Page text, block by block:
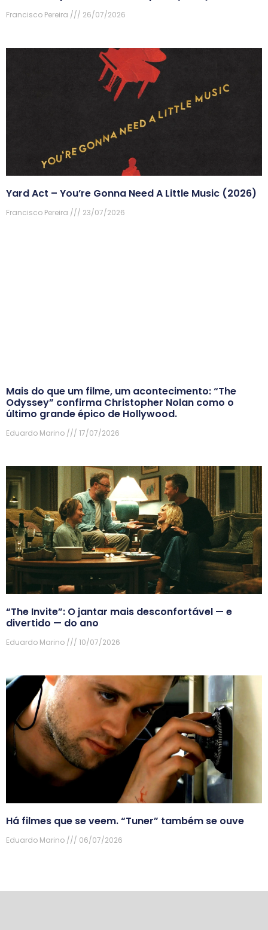
Francisco Pereira 26/07/2026
Yard Act – You’re Gonna Need A Little Music (2026)
Francisco Pereira 23/07/2026
Mais do que um filme, um acontecimento: “The
Odyssey” confirma Christopher Nolan como o
último grande épico de Hollywood.
Eduardo Marino 17/07/2026
“The Invite”: O jantar mais desconfortável — e
divertido — do ano
Eduardo Marino 10/07/2026
Há filmes que se veem. “Tuner” também se ouve
Eduardo Marino 06/07/2026